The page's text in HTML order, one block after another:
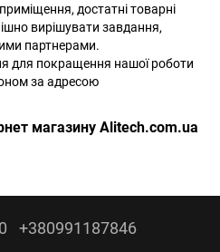
достатні товарні
вирішувати завдання,
партнерами.
для покращення нашої роботи
за адресою
магазину Alitech.com.ua
+380991187846